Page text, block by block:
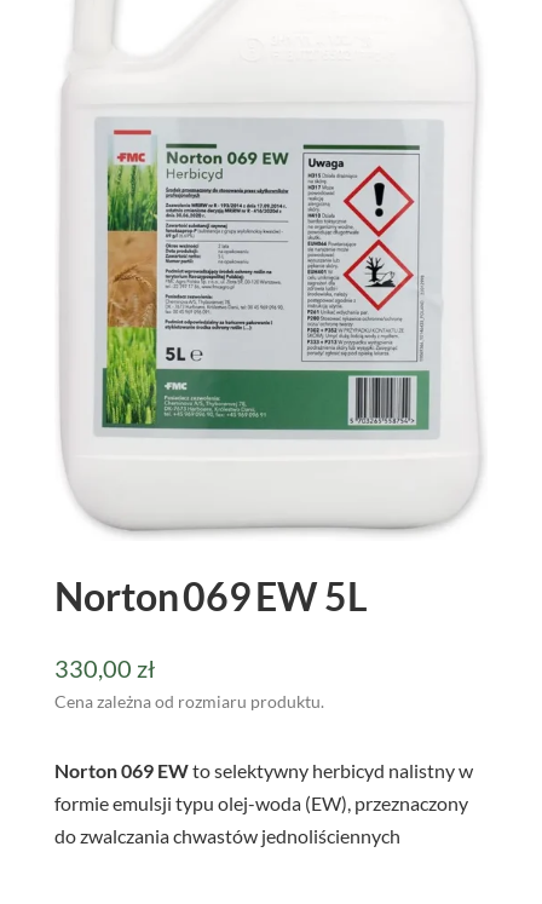
Norton 069 EW 5L
330,00 zł
Cena zależna od rozmiaru produktu.
Norton 069 EWto selektywny herbicyd nalistny w
formie emulsji typu olej-woda (EW), przeznaczony
do zwalczania chwastów jednoliściennych